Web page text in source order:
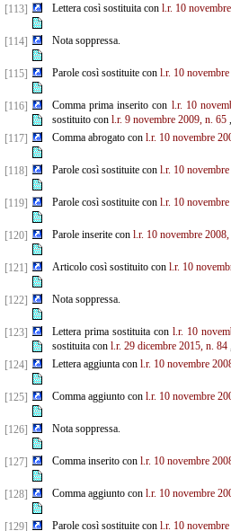
[113] Lettera così sostituita con l.r. 10
[114] Nota soppressa.
[115] Parole così sostituite con l.r. 10
[116] Comma prima inserito con l.r. 10
sostituito con l.r. 9 novembre 2009, n. 65,
[117]
Comma abrogato con l.r. 10 novembre
[118] Parole così sostituite con l.r. 10
[119] Parole così sostituite con l.r. 10
[120] Parole inserite con l.r. 10 novembre
[121] Articolo così sostituito con l.r. 10
[122] Nota soppressa.
[123] Lettera prima sostituita con l.r. 10
sostituita con l.r. 29 dicembre 2015, n. 84
[124]
Lettera aggiunta con l.r. 10 novembre
[125] Comma aggiunto con l.r. 10 novembre
[126] Nota soppressa.
[127] Comma inserito con l.r. 10 novembre
[128] Comma aggiunto con l.r. 10 novembre
[129] Parole così sostituite con l.r. 10